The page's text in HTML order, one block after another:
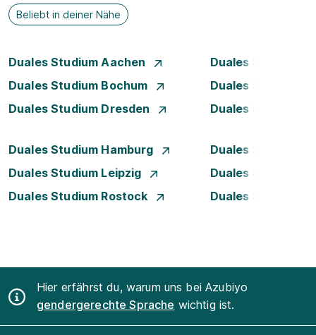
Beliebt in deiner Nähe
Duales Studium Aachen
Duales Studium
Duales Studium Bochum
Duales Studium
Duales Studium Dresden
Duales Studium
Duales Studium Hamburg
Duales Studium
Duales Studium Leipzig
Duales Studium
Duales Studium Rostock
Duales Studium
Hier erfährst du, warum uns bei Azubiyo
gendergerechte Sprache wichtig ist.